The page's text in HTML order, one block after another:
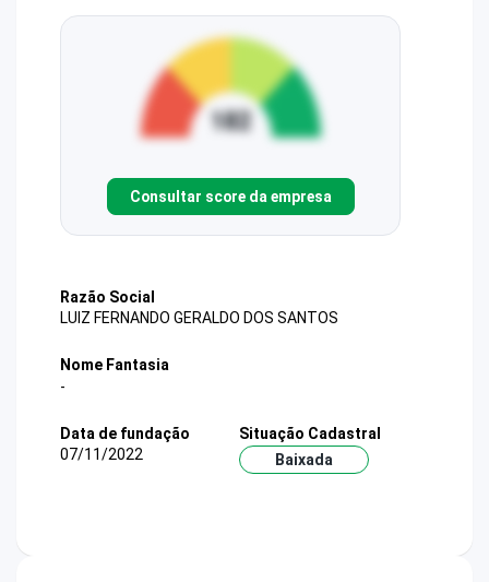
Consultar score da empresa
Razão Social
LUIZ FERNANDO GERALDO DOS SANTOS
Nome Fantasia
-
Data de fundação
07/11/2022
Situação Cadastral
Baixada